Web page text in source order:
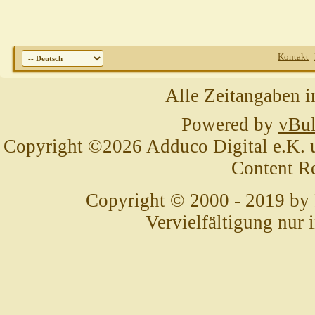
Kontakt
Alle Zeitangaben
Powered by
Copyright ©2026 Adduco Digital e.K.
Content
Copyright © 2000 - 2019 by
Vervielfältigung nur